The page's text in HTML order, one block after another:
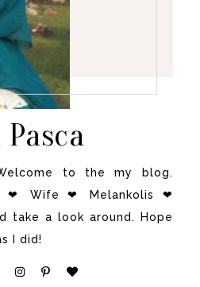
to the my blog.
❤ Wife ❤ Melankolis ❤
take a look around. Hope
I did!